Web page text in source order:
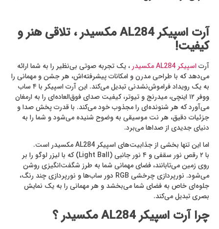
آرت اسپیکرAL284مکسیدر ، تلاقی هنر و
کیفیت!
آرتاسپیکر AL284 مکسیدر
، یک تجربه صوتی بی‌نظیر را به شما ارائه
می‌دهد که با طراحی مدرن و امکانات پیشرفته‌اش، هر جشن و مهمانی را
به یک رویداد فراموش‌نشدنی تبدیل می‌کند. این آرت اسپیکر با ۴ ساب
ووفر ۱۲ اینچی، میدرنج و تیوتر، کیفیت صدای فوق‌العاده‌ای را به ارمغان
می‌آورد که هر شنونده‌ای را مجذوب خود می‌کند. با قدرت پخش صدا و
جزئیات دقیق، هر نت موسیقی به وضوح شنیده می‌شود و شما را به
دنیای جدیدی از صداها می‌برد.
اما این تنها بخشی از جذابیت‌های اسپیکر AL284 مکسیدر است.
با ۲ رقص نور سقفی و ۴ نور جانبی (Light Ball) که با لیزر لوگو را بر
روی زمین می‌تابانند، فضای مهمانی شما به طرز شگفت‌انگیزی روشن
می‌شود. نورپردازی چرخشی RGB دور ساب‌ها و نورپردازی چند رنگ،
جلوه‌ای خاص به فضای شما می‌بخشد و هر مهمانی را به یک نمایش
بصری تبدیل می‌کند.
چرا آرت اسپیکرAL284مکسیدر ؟